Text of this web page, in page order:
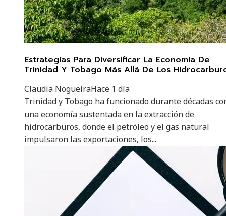
Estrategias Para Diversificar La Economía De
Trinidad Y Tobago Más Allá De Los
Claudia NogueiraHace 1 día
Trinidad y Tobago ha funcionado durante décadas
una economía sustentada en la extracción de
hidrocarburos, donde el petróleo y el gas natural
impulsaron las exportaciones, los...